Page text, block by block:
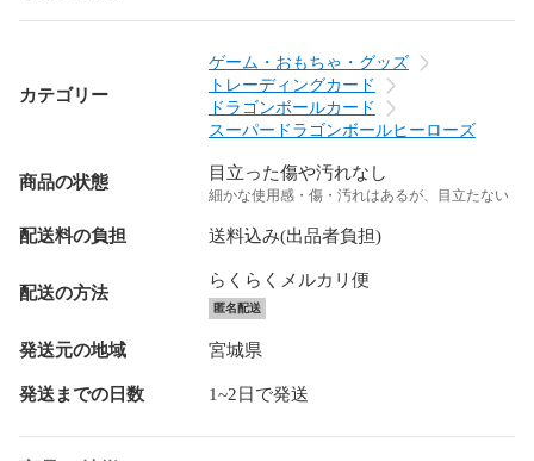
カテゴリー
ゲーム・おもちゃ・グッズ
トレーディングカード
ドラゴンボールカード
スーパードラゴンボールヒーローズ
商品の状態 目立った傷や汚れなし
細かな使用感・傷・汚れはあるが、目立たない
配送料の負担 送料込み(出品者負担)
配送の方法
らくらくメルカリ便
匿名配送
発送元の地域 宮城県
発送までの日数 1~2日で発送